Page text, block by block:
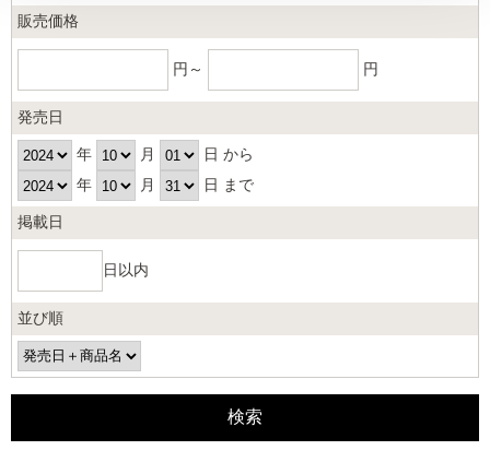
販売価格
円～ 円
発売日
年 月
日 から
年
月 日 まで
掲載日
日以内
並び順